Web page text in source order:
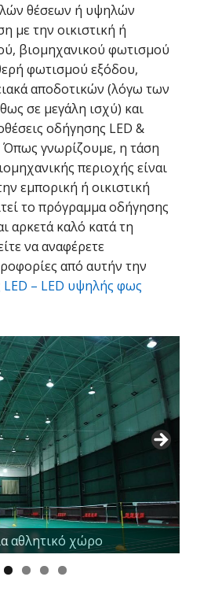
θέσεων ή υψηλών
με την οικιστική ή
βιομηχανικού φωτισμού
φωτισμού εξόδου,
αποδοτικών (λόγω των
σε μεγάλη ισχύ) και
οδήγησης LED &
γνωρίζουμε, η τάση
περιοχής είναι
εμπορική ή οικιστική
το πρόγραμμα οδήγησης
αρκετά καλό κατά τη
να αναφέρετε
από αυτήν την
– LED υψηλής φως
αθλητικό χώρο